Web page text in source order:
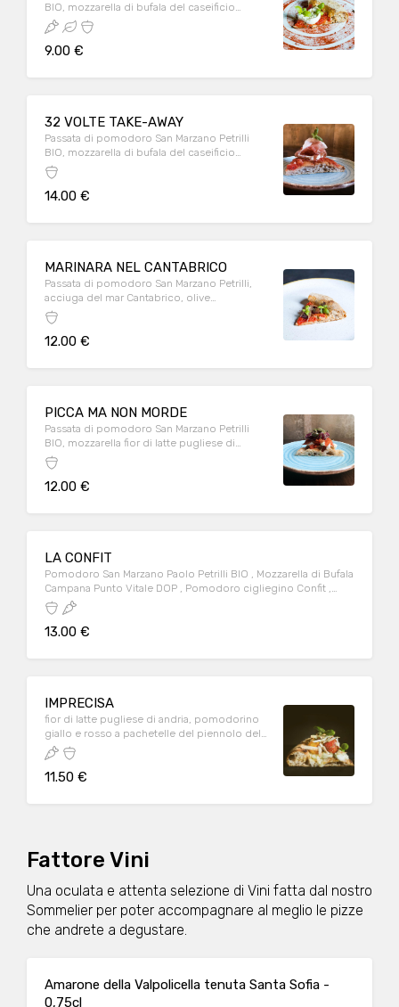
BIO, mozzarella di bufala del caseificio
Barlotti di Paestum, germogli di basilico
9.00 €
32 VOLTE TAKE-AWAY
Passata di pomodoro San Marzano Petrilli
BIO, mozzarella di bufala del caseificio
Barlotti di Paestum, crudo Sant'Ilario 32 mesi
14.00 €
MARINARA NEL CANTABRICO
Passata di pomodoro San Marzano Petrilli,
acciuga del mar Cantabrico, olive
taggiasche, trito di aglio e origano fresco.
12.00 €
PICCA MA NON MORDE
Passata di pomodoro San Marzano Petrilli
BIO, mozzarella fior di latte pugliese di
Andria, cipolla rossa caramellata, capperi di
salina presidio slow food e nduja di spilinga
12.00 €
LA CONFIT
Pomodoro San Marzano Paolo Petrilli BIO , Mozzarella di Bufala
Campana Punto Vitale DOP , Pomodoro cigliegino Confit ,
basilico fresco e origano di Pantelleria
13.00 €
IMPRECISA
fior di latte pugliese di andria, pomodorino
giallo e rosso a pachetelle del piennolo del
Vesuvio, scaglie di ricotta affumicata
caseificio Castellan, germogli di basilico e
giro di olio extra vergine di oliva
11.50 €
Fattore Vini
Una oculata e attenta selezione di Vini fatta dal nostro
Sommelier per poter accompagnare al meglio le pizze
che andrete a degustare.
Amarone della Valpolicella tenuta Santa Sofia -
0,75cl